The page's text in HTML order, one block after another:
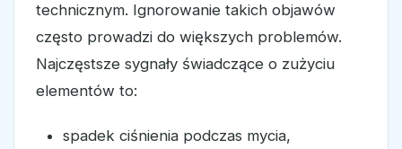
technicznym. Ignorowanie takich objawów
często prowadzi do większych problemów.
Najczęstsze sygnały świadczące o zużyciu
elementów to:
spadek ciśnienia podczas mycia,